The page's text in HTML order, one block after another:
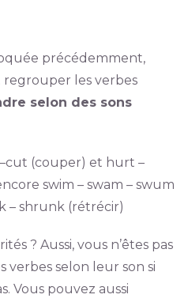
précédemment,
les verbes
selon des sons
(couper) et hurt –
swim – swam – swum
– shrunk (rétrécir)
? Aussi, vous n’êtes pas
verbes selon leur son si
Vous pouvez aussi